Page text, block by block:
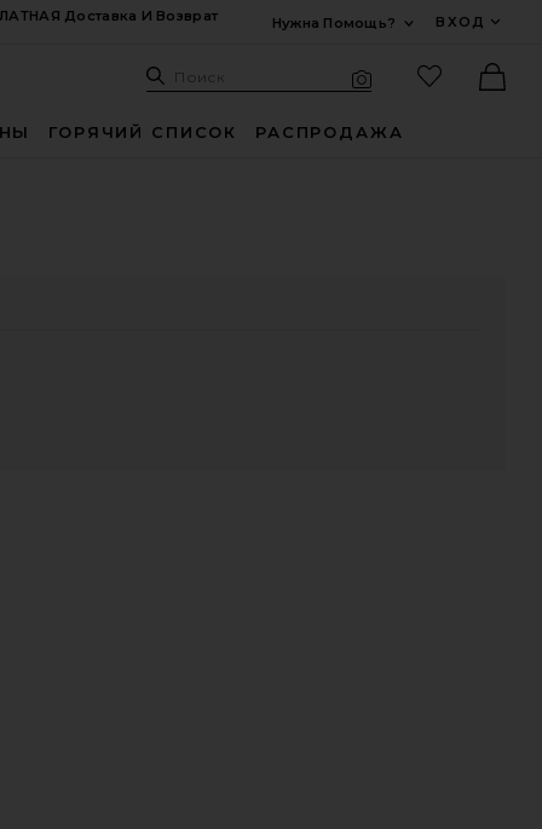
Доставка И Возврат
Нужна Помощь?
ВХОД
Поиск: Site
Поиск
ГОРЯЧИЙ СПИСОК РАСПРОДАЖА